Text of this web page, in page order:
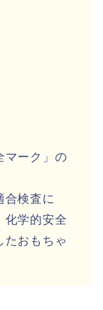
マーク」の
合検査に
化学的安全
たおもちゃ